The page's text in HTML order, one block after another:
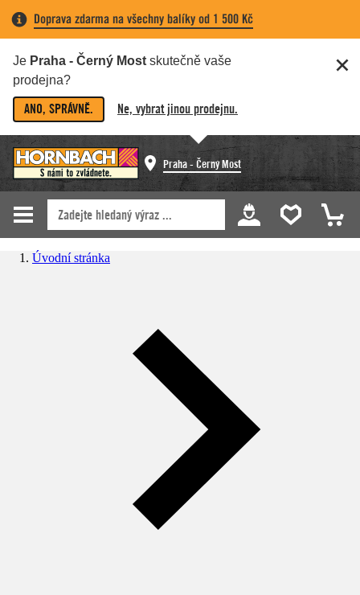
Doprava zdarma na všechny balíky od 1 500 Kč
Je Praha - Černý Most skutečně vaše
prodejna?
ANO, SPRÁVNĚ. Ne, vybrat jinou prodejnu.
Praha - Černý Most
Úvodní stránka